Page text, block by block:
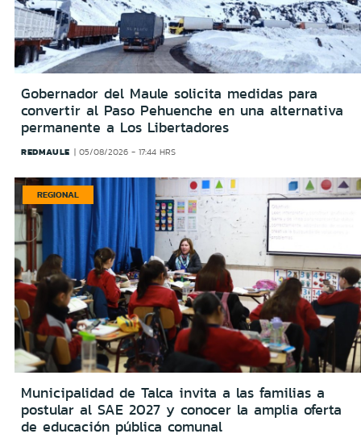
Gobernador del Maule solicita medidas para
convertir al Paso Pehuenche en una alternativa
permanente a Los Libertadores
REDMAULE 05/08/2026 - 17:44 HRS
REGIONAL
Municipalidad de Talca invita a las familias a
postular al SAE 2027 y conocer la amplia oferta
de educación pública comunal